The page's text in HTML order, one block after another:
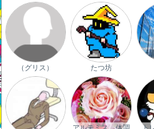
（グリス） たつ坊